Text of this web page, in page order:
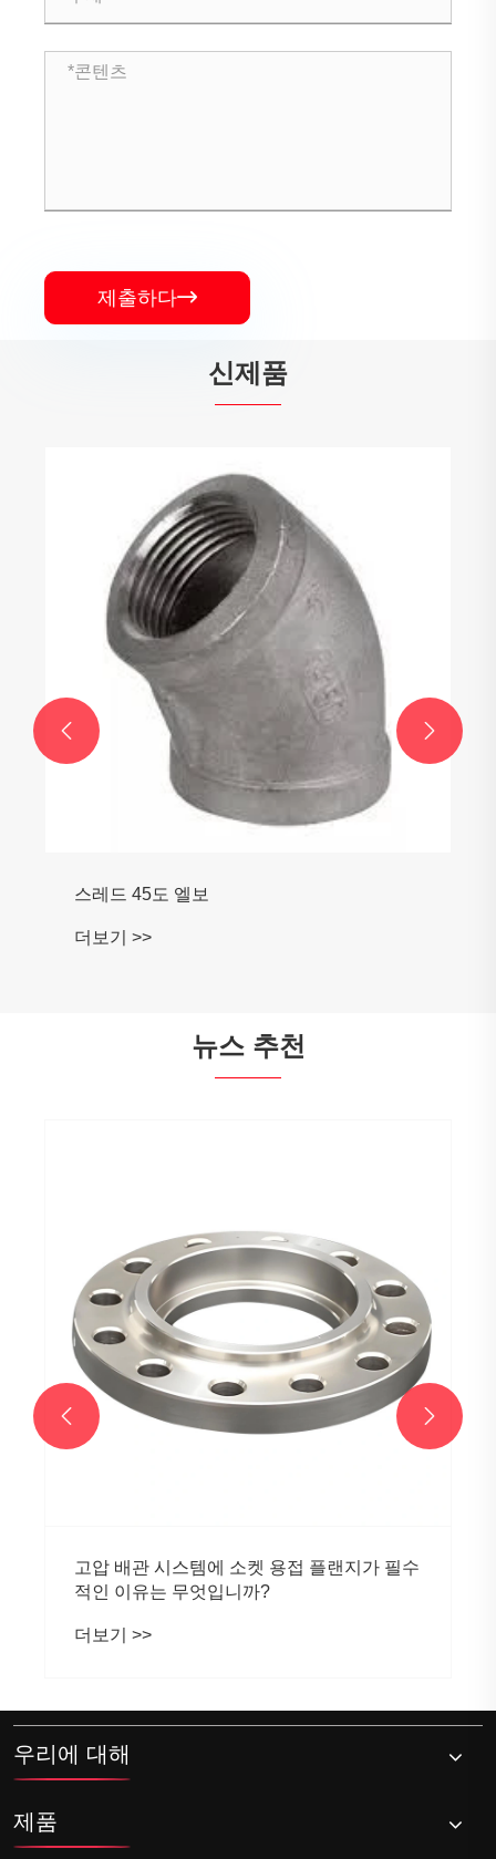
제출하다
신제품
스레드 45도 엘보
더보기 >>
 
뉴스 추천
고압 배관 시스템에 소켓 용접 플랜지가 필수
적인 이유는 무엇입니까?
더보기 >>
 
우리에 대해
제품